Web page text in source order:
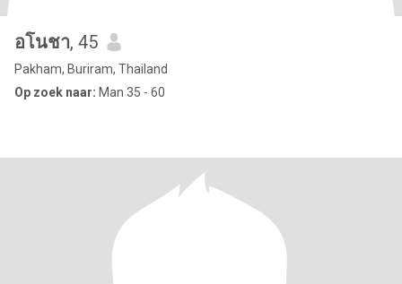
อโนชา, 45
Pakham, Buriram, Thailand
Op zoek naar: Man 35 - 60